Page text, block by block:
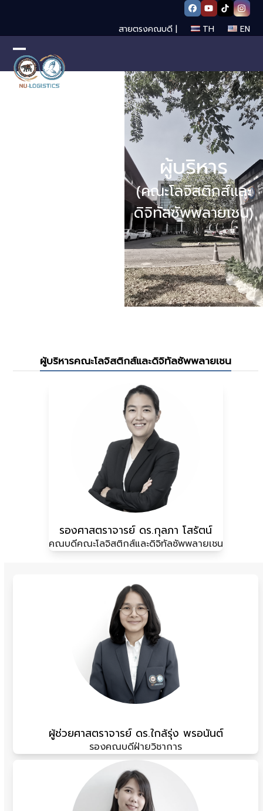
content
Facebook
YouTube
Tiktok
สายตรงคณบดี | TH EN
Open
mobile
Close
mobile
ผู้บริหาร
(คณะโลจิสติกส์และ
ดิจิทัลซัพพลายเชน)
ผู้บริหารคณะโลจิสติกส์และดิจิทัลซัพพลายเชน
รองศาสตราจารย์ ดร.กุลภา โสรัตน์
คณบดีคณะโลจิสติกส์และดิจิทัลซัพพลายเชน
ผู้ช่วยศาสตราจารย์ ดร.ใกล้รุ่ง พรอนันต์
รองคณบดีฝ่ายวิชาการ